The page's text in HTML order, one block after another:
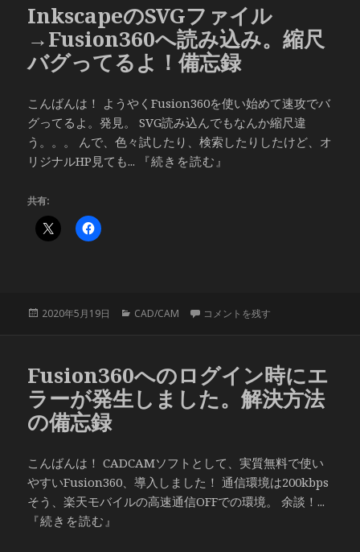
ー
InkscapeのSVGファイル
→Fusion360へ読み込み。縮尺
バグってるよ！備忘録
こんばんは！ ようやくFusion360を使い始めて速攻でバ
グってるよ。発見。 SVG読み込んでもなんか縮尺違
う。。。 んで、色々試したり、検索したりしたけど、オ
リジナルHP見ても...
『続きを読む』
共有:
投
2020年5月19日
カ
ー
CAD/CAM InkscapeのSVGファイル
コメントを残す
Fusion360へのログイン時にエ
ラーが発生しました。解決方法
の備忘録
こんばんは！ CADCAMソフトとして、実質無料で使い
やすいFusion360、導入しました！ 通信環境は200kbps
そう、楽天モバイルの高速通信OFFでの環境。 余談！...
『続きを読む』